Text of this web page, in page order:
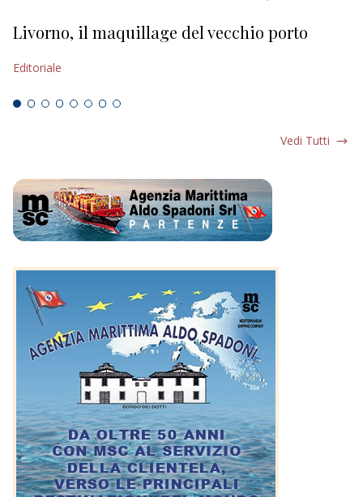
Livorno, il maquillage del vecchio porto
Editoriale
Vedi Tutti